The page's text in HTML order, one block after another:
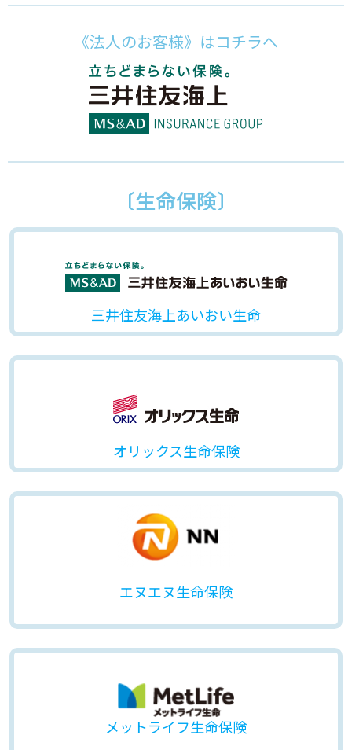
《法人のお客様》はコチラへ
〔生命保険〕
三井住友海上あいおい生命
オリックス生命保険
エヌエヌ生命保険
メットライフ生命保険